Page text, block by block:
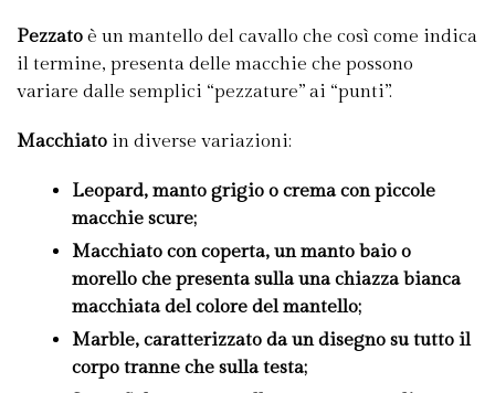
Pezzato è un mantello del cavallo che così come indica
il termine, presenta delle macchie che possono
variare dalle semplici “pezzature” ai “punti”.
Macchiato in diverse variazioni:
Leopard, manto grigio o crema con piccole
macchie scure;
Macchiato con coperta, un manto baio o
morello che presenta sulla una chiazza bianca
macchiata del colore del mantello;
Marble, caratterizzato da un disegno su tutto il
corpo tranne che sulla testa;